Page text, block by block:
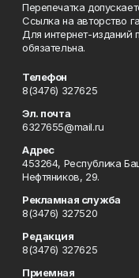
Перепечатка
Ссылка на авторство
Для интернет-изданий
обязательна.
Телефон
8(3476) 327625
Эл. почта
6327655@mail.ru
Адрес
453264, Республика
Нефтяников, 29.
Рекламная служба
8(3476) 327520
Редакция
8(3476) 327625
Приемная